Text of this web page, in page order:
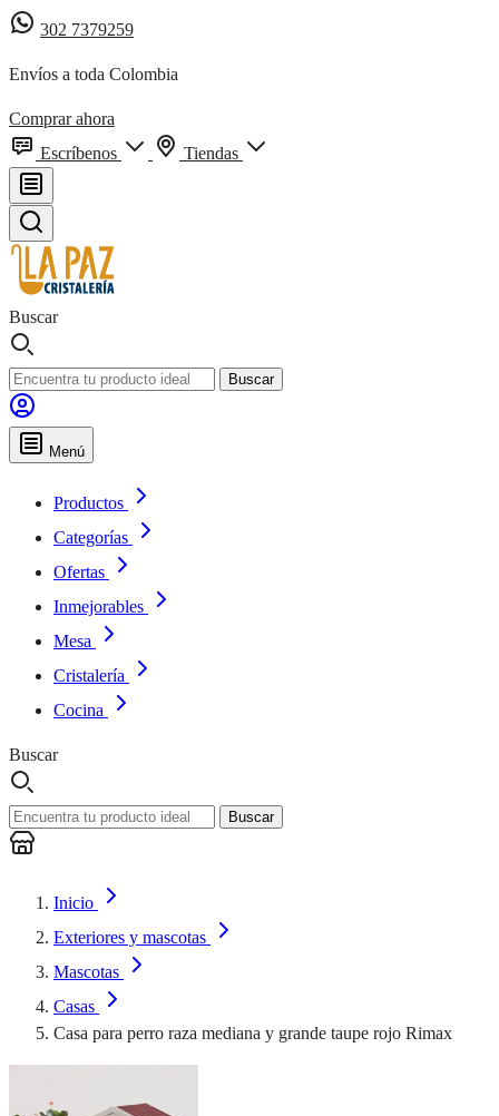
302 7379259
Envíos a toda Colombia
Comprar ahora
Escríbenos
Tiendas
Buscar
Buscar
Menú
Productos
Categorías
Ofertas
Inmejorables
Mesa
Cristalería
Cocina
Buscar
Buscar
Inicio
Exteriores y mascotas
Mascotas
Casas
Casa para perro raza mediana y grande taupe rojo Rimax